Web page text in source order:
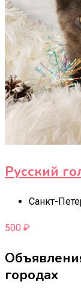
Русский
Санкт-
500 ₽
городах